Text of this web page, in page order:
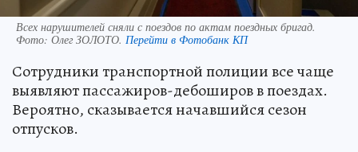
Всех нарушителей сняли с поездов по актам поездных бригад.
Фото: Олег ЗОЛОТО. Перейти в Фотобанк КП
Сотрудники транспортной полиции все чаще
выявляют пассажиров-дебоширов в поездах.
Вероятно, сказывается начавшийся сезон
отпусков.